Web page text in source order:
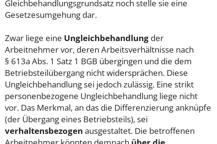
Gleichbehandlungsgrundsatz noch stelle sie eine
Gesetzesumgehung dar.
Zwar liege eine Ungleichbehandlung der
Arbeitnehmer vor, deren Arbeitsverhältnisse nach
§ 613a Abs. 1 Satz 1 BGB übergingen und die dem
Betriebsteilübergang nicht widersprächen. Diese
Ungleichbehandlung sei jedoch zulässig. Eine strikt
personenbezogene Ungleichbehandlung liege nicht
vor. Das Merkmal, an das die Differenzierung anknüpfe
(der Übergang eines Betriebsteils), sei
verhaltensbezogen ausgestaltet. Die betroffenen